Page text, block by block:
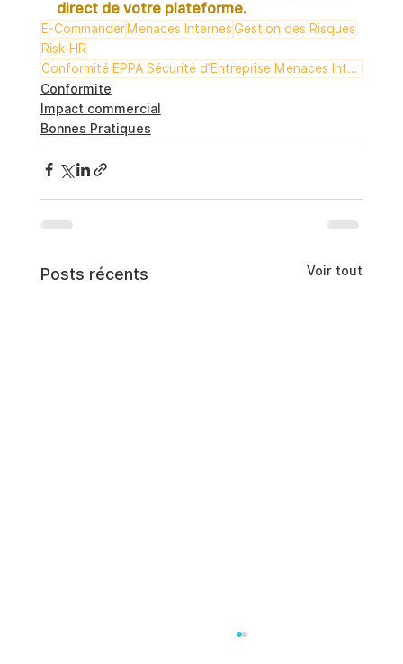
direct de votre plateforme.
E-Commander Menaces InternesGestion des Risques
Risk-HR
Conformité EPPA Sécurité d’Entreprise Menaces Internes Gestion des Risques E-Commander Risk-HR
Conformite
Impact commercial
Bonnes Pratiques
Posts récents Voir tout